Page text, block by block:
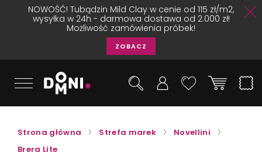
NOWOŚĆ! Tubądzin Mild Clay w cenie od 115 zł/m2,
wysyłka w 24h - darmowa dostawa od 2.000 zł!
Możliwość zamówienia próbek!
ZOBACZ
Strona główna Strefa marek
Novellini
Brera Lite